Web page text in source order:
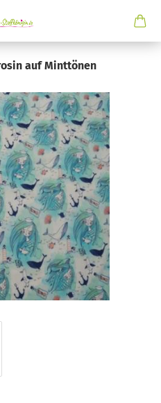
auf Minttönen